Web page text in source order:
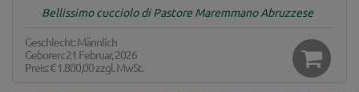
Bellissimo cucciolo di Pastore Maremmano Abruzzese
Geschlecht: Männlich
Geboren: 21 Februar, 2026
Preis:€ 1.800,00zzgl. MwSt.